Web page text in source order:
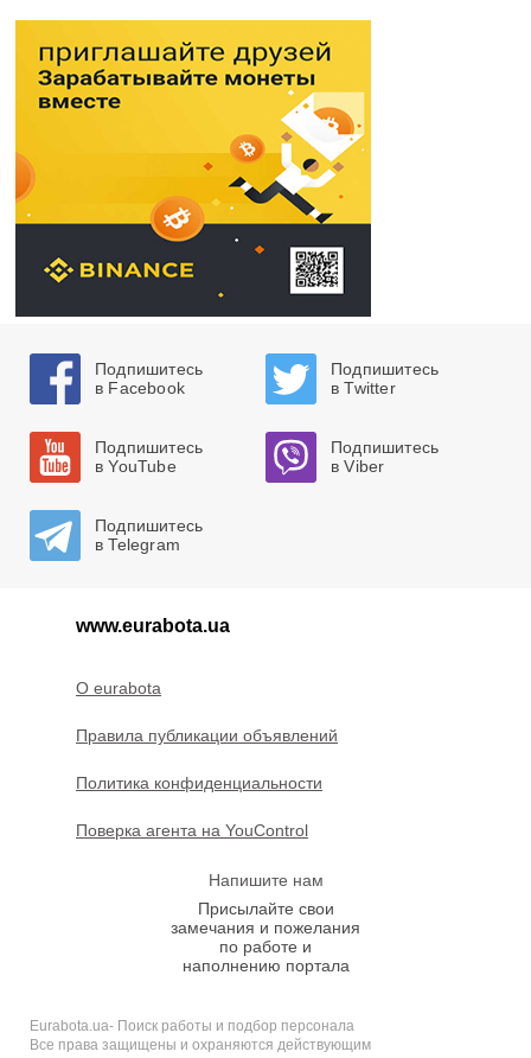
Подпишитесь
в Facebook
Подпишитесь
в Twitter
Подпишитесь
в YouTube
Подпишитесь
в Viber
Подпишитесь
в Telegram
www.eurabota.ua
O eurabota
Правила публикации объявлений
Политика конфиденциальности
Поверка агента на YouControl
Напишите нам
Присылайте свои
замечания и пожелания
по работе и
наполнению портала
Eurabota.ua- Поиск работы и подбор персонала
Все права защищены и охраняются действующим